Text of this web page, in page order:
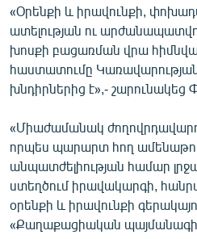
«Օրենքի և իրավունքի,
ատելության ու
խոսքի բացառման վրա
հաստատումը
խնդիրներից է»,- շարունակեց
«Միաժամանակ
որպես պարարտ հող
անպատժելիության համար
ստեղծում իրավակարգի,
օրենքի և իրավունքի
«Քաղաքացիական